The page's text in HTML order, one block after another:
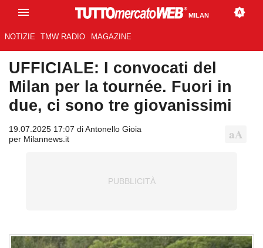
MILAN
NOTIZIE TMW RADIO MAGAZINE
UFFICIALE: I convocati del
Milan per la tournée. Fuori in
due, ci sono tre giovanissimi
19.07.2025 17:07 di Antonello Gioia
per Milannews.it